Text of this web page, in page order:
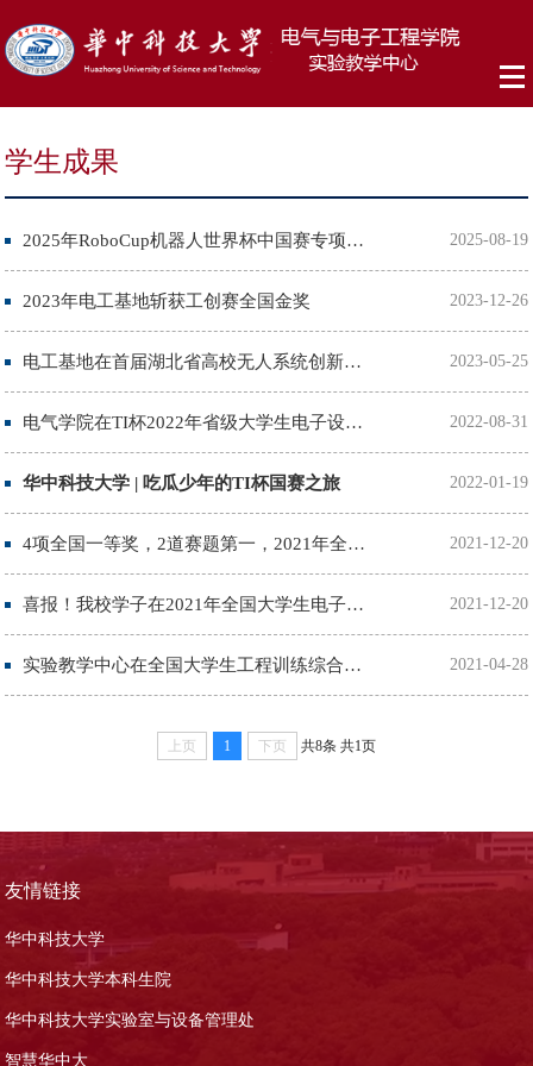
学生成果
2025年RoboCup机器人世界杯中国赛专项赛，电气学院队伍勇夺桂冠 2025-08-19
2023年电工基地斩获工创赛全国金奖 2023-12-26
​电工基地在首届湖北省高校无人系统创新大赛获佳绩 2023-05-25
电气学院在TI杯2022年省级大学生电子设计竞赛获佳绩 2022-08-31
华中科技大学 | 吃瓜少年的TI杯国赛之旅 2022-01-19
4项全国一等奖，2道赛题第一，2021年全国大学生电子设计竞赛电力电子赛题顶流来袭！ 2021-12-20
喜报！我校学子在2021年全国大学生电子设计竞赛中斩获6项全国一等奖 2021-12-20
实验教学中心在全国大学生工程训练综合能力竞赛中获得优异成绩 2021-04-28
上页 1 下页 共8条 共1页
友情链接
华中科技大学
华中科技大学本科生院
华中科技大学实验室与设备管理处
智慧华中大